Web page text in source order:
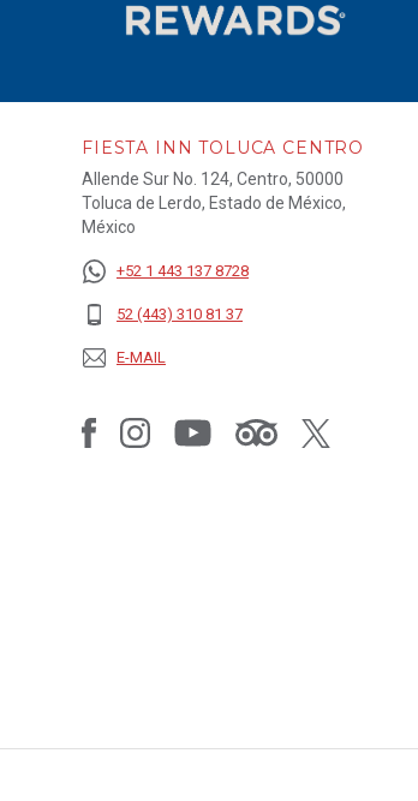
FIESTA INN TOLUCA CENTRO
Allende Sur No. 124, Centro, 50000
Toluca de Lerdo, Estado de México,
México
+52 1 443 137 8728
52 (443) 310 81 37
E-MAIL